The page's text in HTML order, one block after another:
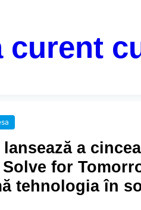
curent
a
for
tehnologia în